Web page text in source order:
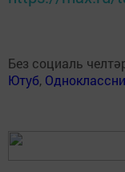
Без социаль
Ютуб,